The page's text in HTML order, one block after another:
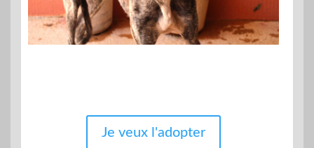
Je veux l'adopter